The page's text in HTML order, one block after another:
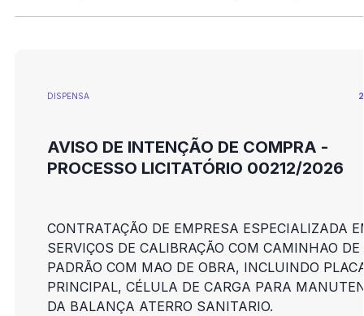
DISPENSA
AVISO DE INTENÇÃO DE COMPRA -
PROCESSO LICITATÓRIO 00212/2026
CONTRATAÇÃO DE EMPRESA ESPECIALIZADA
SERVIÇOS DE CALIBRAÇÃO COM CAMINHAO DE
PADRÃO COM MAO DE OBRA, INCLUINDO
PRINCIPAL, CÉLULA DE CARGA PARA
DA BALANÇA ATERRO SANITARIO.